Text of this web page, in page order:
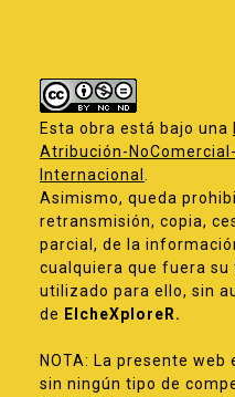
Esta obra está bajo una
Atribución-
Internacional .
Asimismo, queda
retransmisión, copia,
parcial, de la
cualquiera que fuera
utilizado para ello, sin
de ElcheXploreR.
NOTA: La presente
sin ningún tipo de